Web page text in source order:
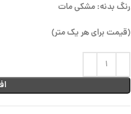
رنگ بدنه: مشکی مات
(قیمت برای هر یک متر)